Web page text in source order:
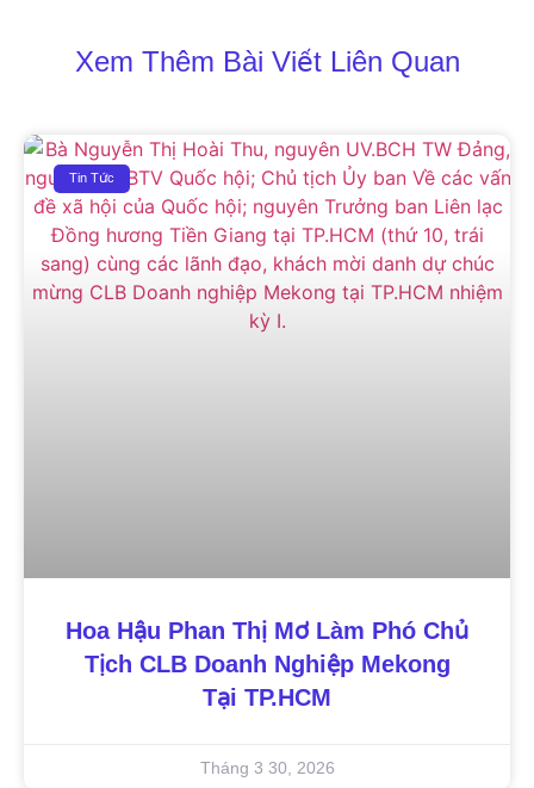
Xem Thêm Bài Viết Liên Quan
Tin Tức
Hoa Hậu Phan Thị Mơ Làm Phó Chủ
Tịch CLB Doanh Nghiệp Mekong
Tại TP.HCM
Tháng 3 30, 2026